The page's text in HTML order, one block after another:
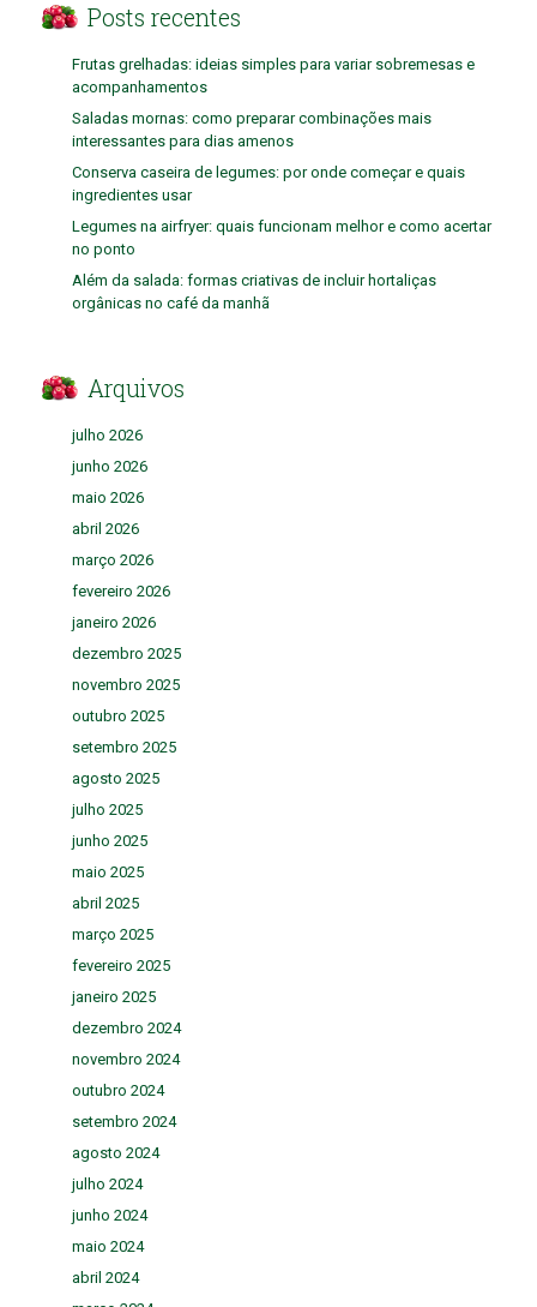
Posts recentes
Frutas grelhadas: ideias simples para variar sobremesas e
acompanhamentos
Saladas mornas: como preparar combinações mais
interessantes para dias amenos
Conserva caseira de legumes: por onde começar e quais
ingredientes usar
Legumes na airfryer: quais funcionam melhor e como acertar
no ponto
Além da salada: formas criativas de incluir hortaliças
orgânicas no café da manhã
Arquivos
julho 2026
junho 2026
maio 2026
abril 2026
março 2026
fevereiro 2026
janeiro 2026
dezembro 2025
novembro 2025
outubro 2025
setembro 2025
agosto 2025
julho 2025
junho 2025
maio 2025
abril 2025
março 2025
fevereiro 2025
janeiro 2025
dezembro 2024
novembro 2024
outubro 2024
setembro 2024
agosto 2024
julho 2024
junho 2024
maio 2024
abril 2024